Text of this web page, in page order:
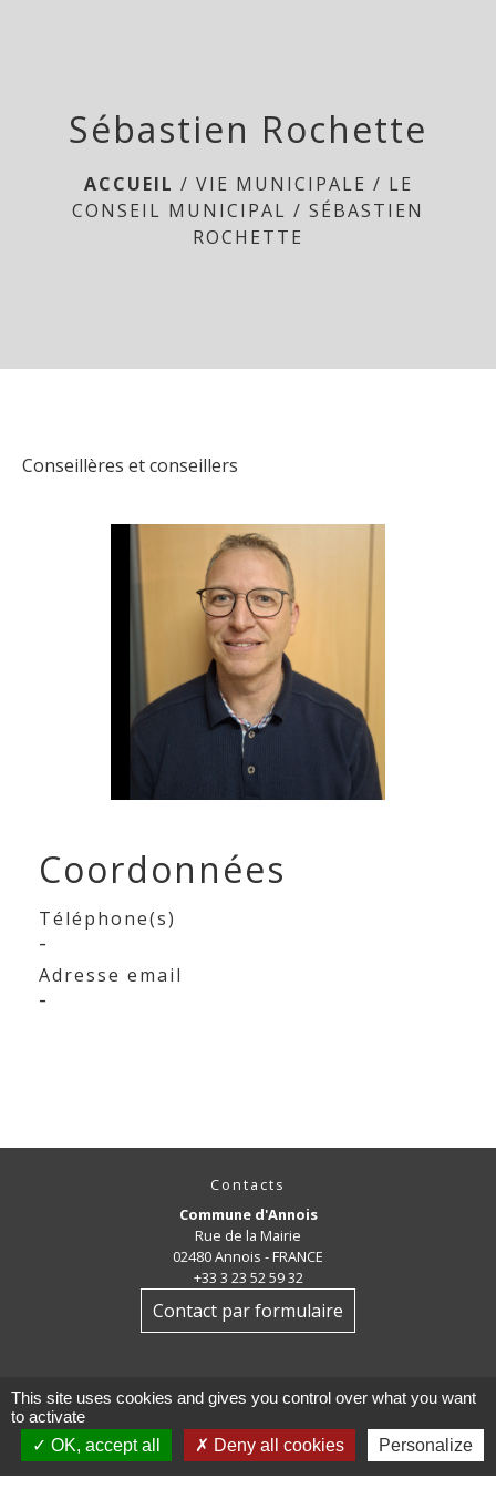
Sébastien Rochette
ACCUEIL / VIE MUNICIPALE / LE
CONSEIL MUNICIPAL / SÉBASTIEN
ROCHETTE
Conseillères et conseillers
Coordonnées
Téléphone(s)
-
Adresse email
-
Contacts
Commune d'Annois
Rue de la Mairie
02480 Annois - FRANCE
+33 3 23 52 59 32
Contact par formulaire
Mentions légales - Politique de confidentialité -
Accessibilité - Plan du site - Gestion des cookies
This site uses cookies and gives you control over what you want
to activate
OK, accept all
Deny all cookies Personalize